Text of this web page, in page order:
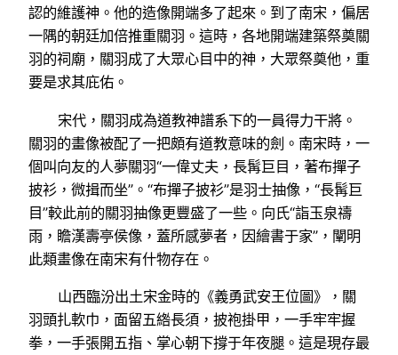
認的維護神。他的造像開端多了起來。到了南宋，偏居
一隅的朝廷加倍推重關羽。這時，各地開端建築祭奠關
羽的祠廟，關羽成了大眾心目中的神，大眾祭奠他，重
要是求其庇佑。
宋代，關羽成為道教神譜系下的一員得力干將。
關羽的畫像被配了一把頗有道教意味的劍。南宋時，一
個叫向友的人夢關羽“一偉丈夫，長髯巨目，著布撣子
披衫，微揖而坐”。“布撣子披衫”是羽士抽像，“長髯巨
目”較此前的關羽抽像更豐盛了一些。向氏“詣玉泉禱
雨，瞻漢壽亭侯像，蓋所感夢者，因繪書于家”，闡明
此類畫像在南宋有什物存在。
山西臨汾出土宋金時的《義勇武安王位圖》，關
羽頭扎軟巾，面留五綹長須，披袍掛甲，一手牢牢握
拳，一手張開五指、掌心朝下撐于年夜腿。這是現存最